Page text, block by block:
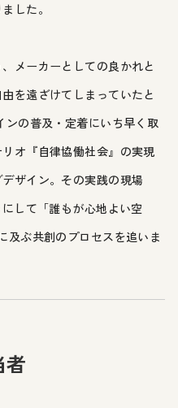
した。
メーカーとしての良かれと
を遠ざけてしまっていたと
ンの普及・定着にいち早く取
オ『自律協働社会』の実現
ザイン。その実践の現場
して「誰もが心地よい空
及ぶ共創のプロセスを追いま
者